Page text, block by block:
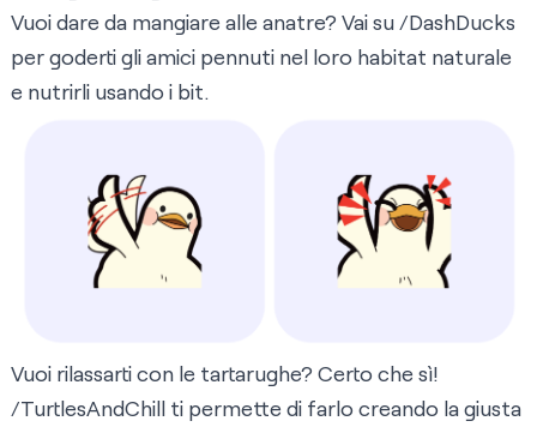
Vuoi dare da mangiare alle anatre? Vai su /DashDucks
per goderti gli amici pennuti nel loro habitat naturale
e nutrirli usando i bit.
Vuoi rilassarti con le tartarughe? Certo che sì!
/TurtlesAndChill ti permette di farlo creando la giusta